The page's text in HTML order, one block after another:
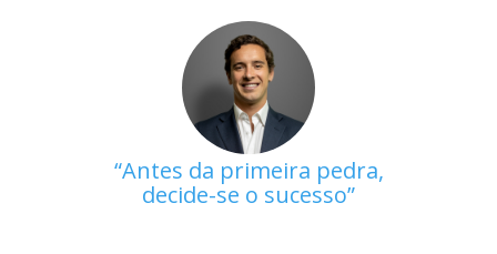
Antes da primeira pedra,
decide-se o sucesso